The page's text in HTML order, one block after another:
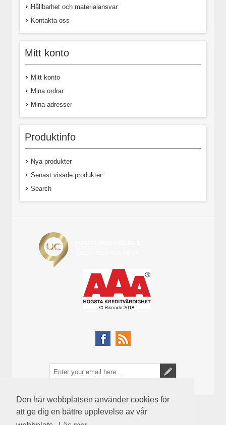
Den här webbplatsen använder cookies för
att ge dig en bättre upplevelse av vår
Hållbarhet och materialansvar
Kontakta oss
Mitt konto
Mitt konto
Mina ordrar
Mina adresser
Produktinfo
Nya produkter
Senast visade produkter
Search